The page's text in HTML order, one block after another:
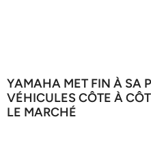
YAMAHA MET FIN À SA
VÉHICULES CÔTE À
LE MARCHÉ